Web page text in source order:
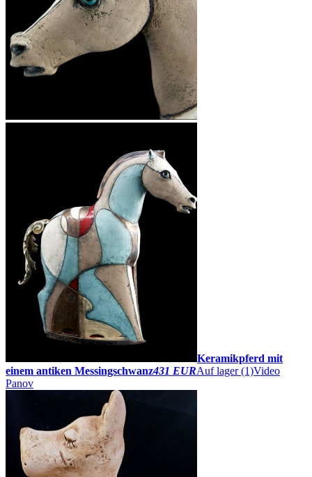
Keramikpferd mit
einem antiken Messingschwanz431 EURAuf lager (1)Video
Panov